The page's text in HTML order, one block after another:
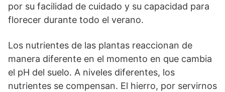
por su facilidad de cuidado y su capacidad para
florecer durante todo el verano.
Los nutrientes de las plantas reaccionan de
manera diferente en el momento en que cambia
el pH del suelo. A niveles diferentes, los
nutrientes se compensan. El hierro, por servirnos